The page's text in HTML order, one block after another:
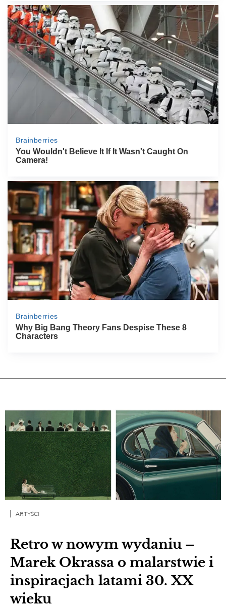
Retro w nowym wydaniu –
Marek Okrassa o malarstwie i
inspiracjach latami 30. XX
wieku
ARTYŚCI